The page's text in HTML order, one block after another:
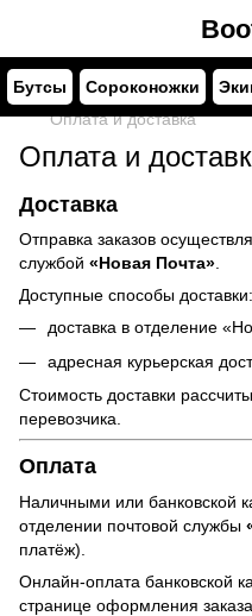
Бутсы Сороконожки
Оплата и доставка
Оплата и
Доставка
Отправка заказов
службой «Новая Почта».
Доступные способы доставки:
доставка в отделение
адресная курьерская
Стоимость доставки
перевозчика.
Оплата
Наличными или банковской
отделении почтовой службы
платёж).
Онлайн-оплата банковской
странице оформления